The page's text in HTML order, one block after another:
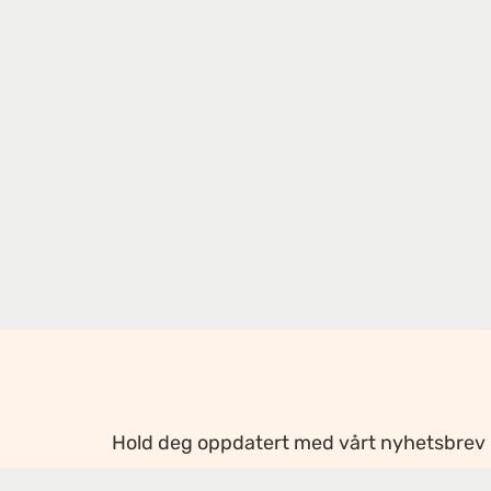
Hold deg oppdatert med vårt nyhetsbrev